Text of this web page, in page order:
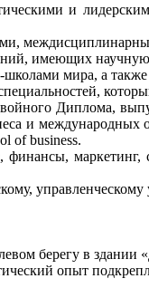
и
имеющих
школами мира, а
Диплома,
и
of business.
финансы,
управленческому
берегу в здании
опыт